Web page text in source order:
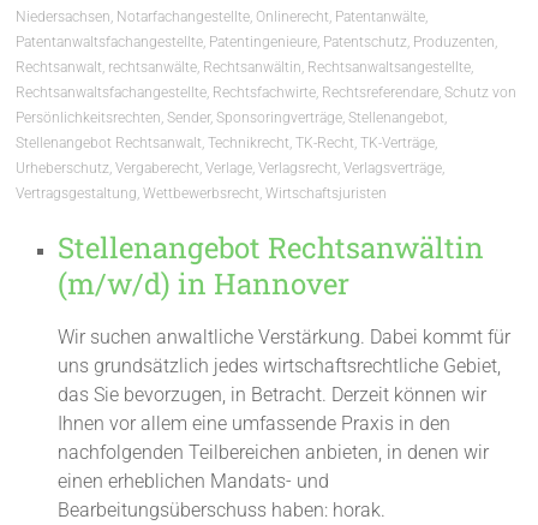
Niedersachsen Notarfachangestellte Onlinerecht Patentanwälte
Patentanwaltsfachangestellte Patentingenieure Patentschutz Produzenten
Rechtsanwalt rechtsanwälte Rechtsanwältin Rechtsanwaltsangestellte
Rechtsanwaltsfachangestellte Rechtsfachwirte Rechtsreferendare ,Schutz von
Persönlichkeitsrechten ,Sender,Sponsoringverträge ,Stellenangebot
Stellenangebot Rechtsanwalt ,Technikrecht ,TK-Recht ,TK-Verträge
Urheberschutz ,Vergaberecht ,Verlage ,Verlagsrecht ,Verlagsverträge
Vertragsgestaltung ,Wettbewerbsrecht ,Wirtschaftsjuristen
Stellenangebot Rechtsanwältin
(m/w/d) in Hannover
Wir suchen anwaltliche Verstärkung. Dabei kommt für
uns grundsätzlich jedes wirtschaftsrechtliche Gebiet,
das Sie bevorzugen, in Betracht. Derzeit können wir
Ihnen vor allem eine umfassende Praxis in den
nachfolgenden Teilbereichen anbieten, in denen wir
einen erheblichen Mandats- und
Bearbeitungsüberschuss haben: horak.